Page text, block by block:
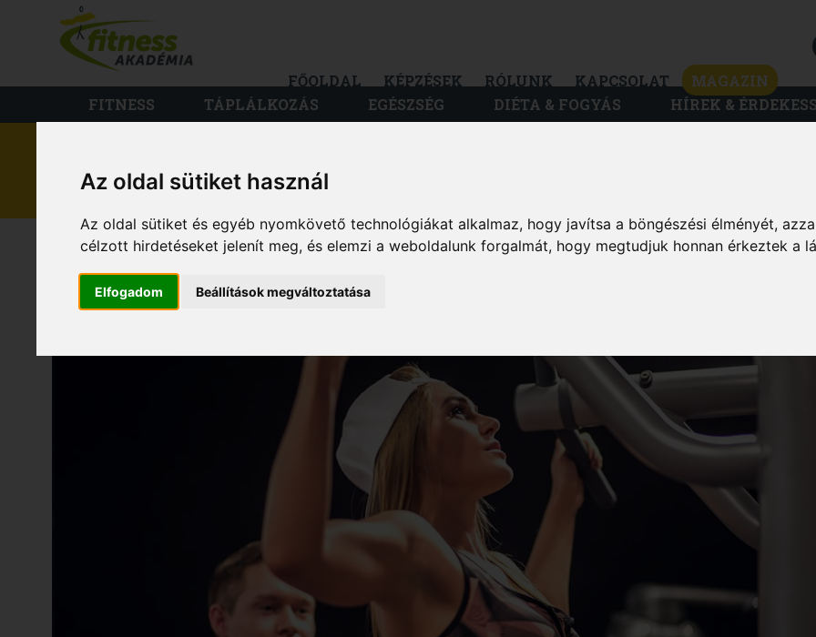
Az oldal sütiket használ
Az oldal sütiket és egyéb nyomkövető technológiákat alkalmaz, hogy javítsa a böngészési élményét,
célzott hirdetéseket jelenít meg, és elemzi a weboldalunk forgalmát, hogy megtudjuk honnan érkeztek a
Elfogadom Beállítások megváltoztatása
FŐOLDAL KÉPZÉSEK RÓLUNK KAPCSOLAT
MAGAZIN
FITNESS
TÁPLÁLKOZÁS EGÉSZSÉG DIÉTA & FOGYÁS HÍREK &
FITNESS
ÍGY CSINÁLD MEG AZ ELSŐ
HÚZÓDZKODÁSOD!